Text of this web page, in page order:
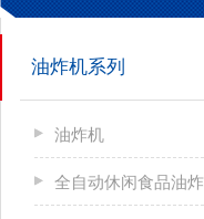
油炸机系列
油炸机
全自动休闲食品油炸